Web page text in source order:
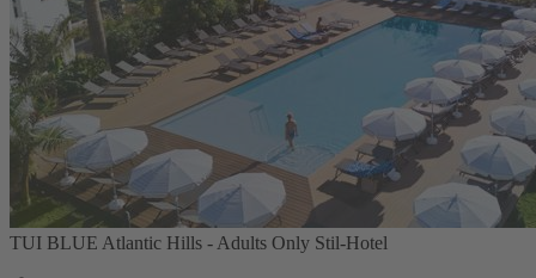
TUI BLUE Atlantic Hills - Adults Only Stil-Hotel